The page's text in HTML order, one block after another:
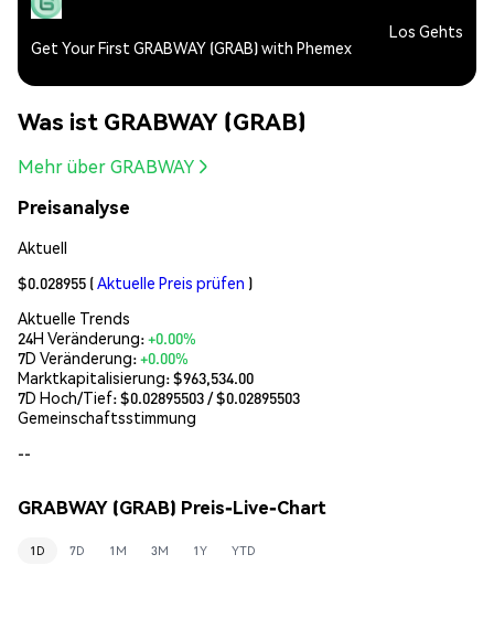
Get Your First GRABWAY (GRAB) with Phemex
Los Gehts
Was ist GRABWAY (GRAB)
Mehr über GRABWAY
Preisanalyse
Aktuell
$0.028955 (Aktuelle Preis prüfen )
Aktuelle Trends
24H Veränderung:+0.00%
7D Veränderung:+0.00%
Marktkapitalisierung:$963,534.00
7D Hoch/Tief: $0.02895503/ $0.02895503
Gemeinschaftsstimmung
--
GRABWAY (GRAB) Preis-Live-Chart
1D 7D 1M 3M 1Y YTD